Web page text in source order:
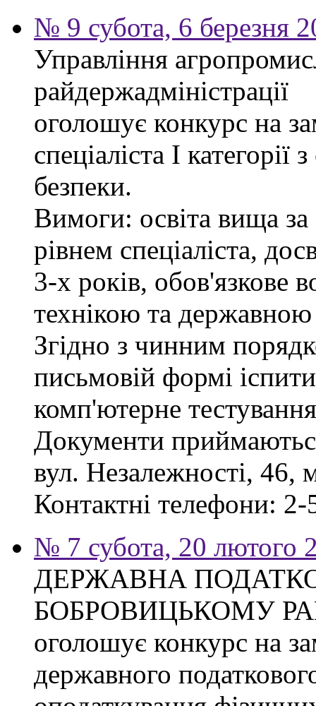
№ 9 субота, 6 березня
Управління
райдержадміністрації
оголошує конкурс на
спеціаліста І
безпеки.
Вимоги: освіта вища за
рівнем спеціаліста,
3-х років, обов'язкове
технікою та
Згідно з чинним
письмовій формі
комп'ютерне
Документи
вул. Незалежності, 46,
Контактні телефони:
№ 7 субота, 20 лютого
ДЕРЖАВНА
БОБРОВИЦЬКОМУ
оголошує конкурс на
державного